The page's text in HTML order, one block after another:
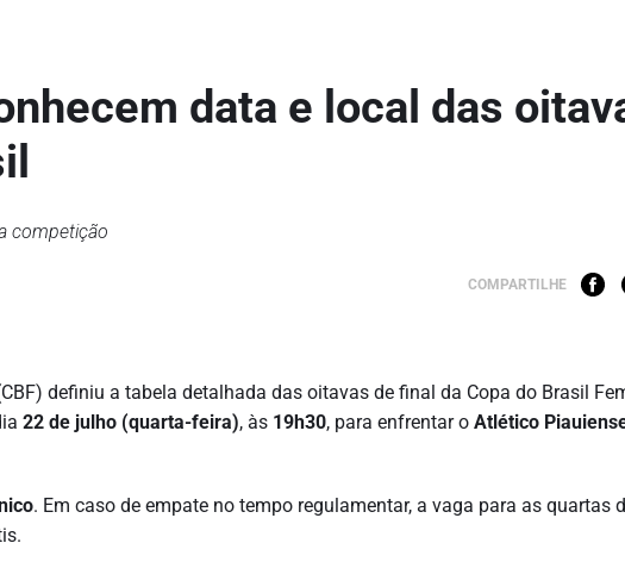
data e local das
competição
COMPARTILHE
definiu a tabela detalhada das oitavas de final da Copa do Brasil
22 de julho (quarta-feira), às 19h30, para enfrentar o Atlético
. Em caso de empate no tempo regulamentar, a vaga para as quartas